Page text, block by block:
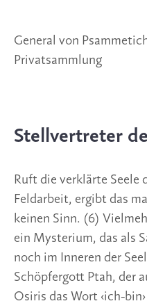
General von
Privatsammlung
Stellvertreter
Ruft die verklärte Seele
Feldarbeit, ergibt das
keinen Sinn. (6)
ein Mysterium, das als
noch im Inneren der
Schöpfergott Ptah, der
Osiris das Wort ‹ich-